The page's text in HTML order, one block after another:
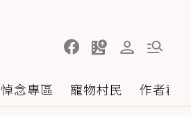
悼念專區 寵物村民 作者群